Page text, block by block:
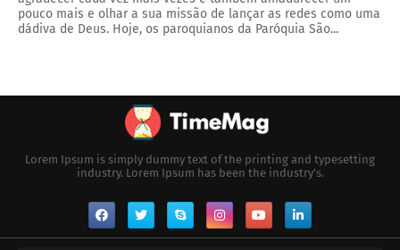
pouco mais e olhar a sua missão de lançar as redes como uma
dádiva de Deus. Hoje, os paroquianos da Paróquia São...
Lorem Ipsum is simply dummy text of the printing and typesetting
industry. Lorem Ipsum has been the industry's.